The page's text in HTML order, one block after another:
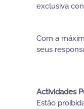
exclusiva
Com a
seus
Actividades
Estão